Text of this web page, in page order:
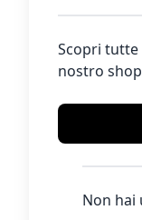
Scopri
nostro
Non hai